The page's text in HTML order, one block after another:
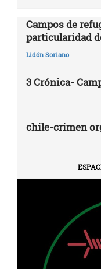
Campos de
particularidad
Lidón Soriano
3 Crónica-
chile-crimen